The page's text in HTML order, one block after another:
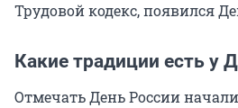
Трудовой кодекс, появился
Какие традиции есть у
Отмечать День России начали